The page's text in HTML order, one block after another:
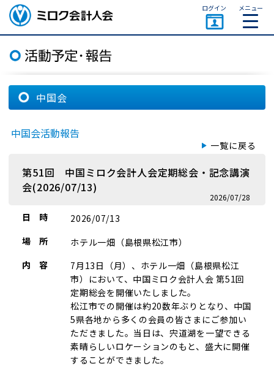
ミロク会計人会 MIROKU
ACCOUNTING PERSON
ASSOCIATION
ログイン メニュー
中国会
中国会活動報告
一覧に戻る
第51回 中国ミロク会計人会定期総会・記念講演
会(2026/07/13)
2026/07/28
日 時
2026/07/13
場 所
ホテル一畑（島根県松江市）
内 容
7月13日（月）、ホテル一畑（島根県松江
市）において、中国ミロク会計人会 第51回
定期総会を開催いたしました。
松江市での開催は約20数年ぶりとなり、中国
5県各地から多くの会員の皆さまにご参加い
ただきました。当日は、宍道湖を一望できる
素晴らしいロケーションのもと、盛大に開催
することができました。